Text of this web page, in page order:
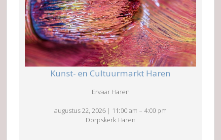
Kunst- en Cultuurmarkt Haren
Ervaar Haren
augustus 22, 2026 | 11:00 am – 4:00 pm
Dorpskerk Haren